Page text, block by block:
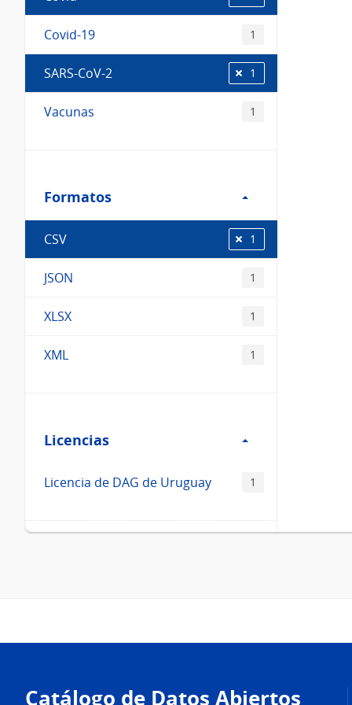
Covid-19 1
SARS-CoV-2 1
Vacunas 1
Formatos
Formatos
CSV 1
JSON 1
XLSX 1
XML 1
Licencias
Licencias
Licencia de DAG de Uruguay 1
Catálogo de Datos Abiertos